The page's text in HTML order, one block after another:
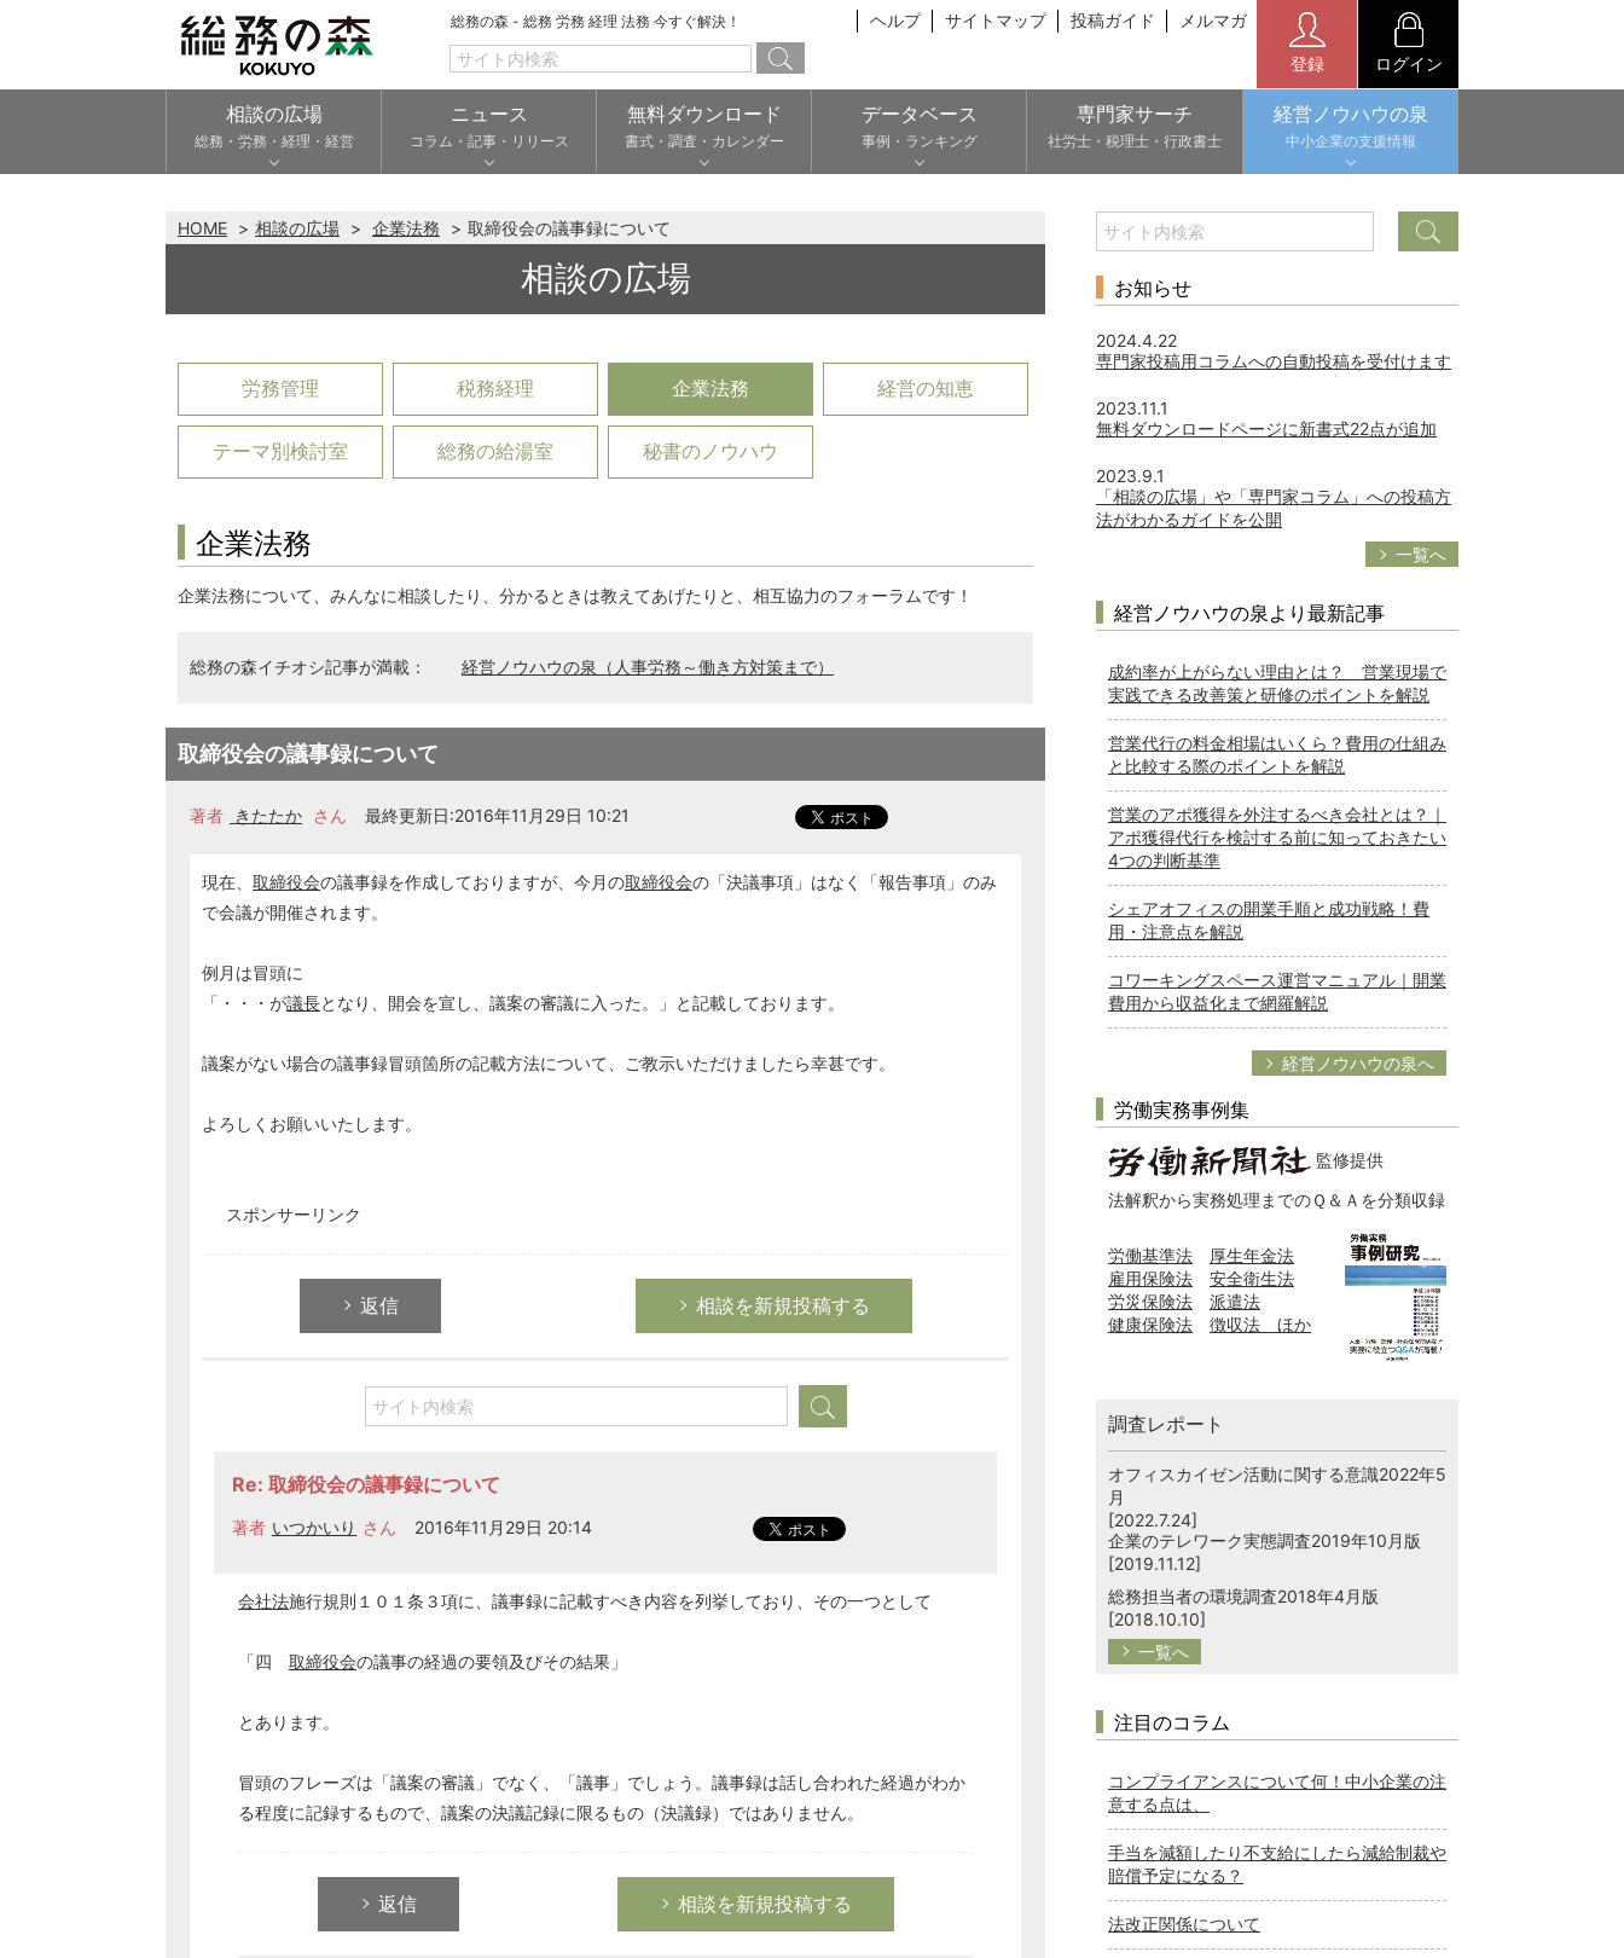
総務の森 - 総務 労務 経理 法務 今すぐ解決！ ヘルプ サイトマップ 投稿ガイド メルマガ
登録 ログイン
相談の広場
総務・労務・経理・経営
ニュース
コラム・記事・リリース
無料ダウンロード
書式・調査・カレンダー
データベース
事例・ランキング
専門家サーチ
社労士・税理士・行政書士
経営ノウハウの泉
中小企業の支援情報
HOME 相談の広場 企業法務 取締役会の議事録について
相談の広場
労務管理 税務経理 企業法務 経営の知恵
テーマ別検討室 総務の給湯室 秘書のノウハウ
企業法務
企業法務について、みんなに相談したり、分かるときは教えてあげたりと、相互協力のフォーラムです！
総務の森イチオシ記事が満載： 経営ノウハウの泉（人事労務～働き方対策まで）
取締役会の議事録について
著者 きたたか さん 最終更新日:2016年11月29日 10:21
現在、 取締役会の議事録を作成しておりますが、今月の取締役会の「決議事項」はなく「報告事項」のみ
で会議が開催されます。
例月は冒頭に
「・・・が議長となり、開会を宣し、議案の審議に入った。」と記載しております。
議案がない場合の議事録冒頭箇所の記載方法について、ご教示いただけましたら幸甚です。
よろしくお願いいたします。
スポンサーリンク
返信 相談を新規投稿する
Re: 取締役会の議事録について
著者 いつかいり さん 2016年11月29日 20:14
会社法施行規則１０１条３項に、議事録に記載すべき内容を列挙しており、その一つとして
「四 取締役会の議事の経過の要領及びその結果」
とあります。
冒頭のフレーズは「議案の審議」でなく、「議事」でしょう。議事録は話し合われた経過がわか
る程度に記録するもので、議案の決議記録に限るもの（決議録）ではありません。
返信 相談を新規投稿する
選択してください
労務管理
企業法務
経営の知恵
お知らせ
2024.4.22
専門家投稿用コラムへの自動投稿を受付けます
2023.11.1
無料ダウンロードページに新書式22点が追加
2023.9.1
「相談の広場」や「専門家コラム」への投稿方
法がわかるガイドを公開
一覧へ
経営ノウハウの泉より最新記事
成約率が上がらない理由とは？ 営業現場で
実践できる改善策と研修のポイントを解説
営業代行の料金相場はいくら？費用の仕組み
と比較する際のポイントを解説
営業のアポ獲得を外注するべき会社とは？｜
アポ獲得代行を検討する前に知っておきたい
4つの判断基準
シェアオフィスの開業手順と成功戦略！費
用・注意点を解説
コワーキングスペース運営マニュアル｜開業
費用から収益化まで網羅解説
経営ノウハウの泉へ
労働実務事例集
監修提供
法解釈から実務処理までのＱ＆Ａを分類収録
労働基準法
厚生年金法
雇用保険法
安全衛生法
労災保険法
派遣法
健康保険法
徴収法 ほか
調査レポート
オフィスカイゼン活動に関する意識2022年5
月
[2022.7.24]
企業のテレワーク実態調査2019年10月版
[2019.11.12]
総務担当者の環境調査2018年4月版
[2018.10.10]
一覧へ
注目のコラム
コンプライアンスについて何！中小企業の注
意する点は、
手当を減額したり不支給にしたら減給制裁や
賠償予定になる？
法改正関係について